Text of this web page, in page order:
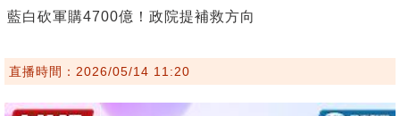
藍白砍軍購4700億！政院提補救方向
直播時間：2026/05/14 11:20